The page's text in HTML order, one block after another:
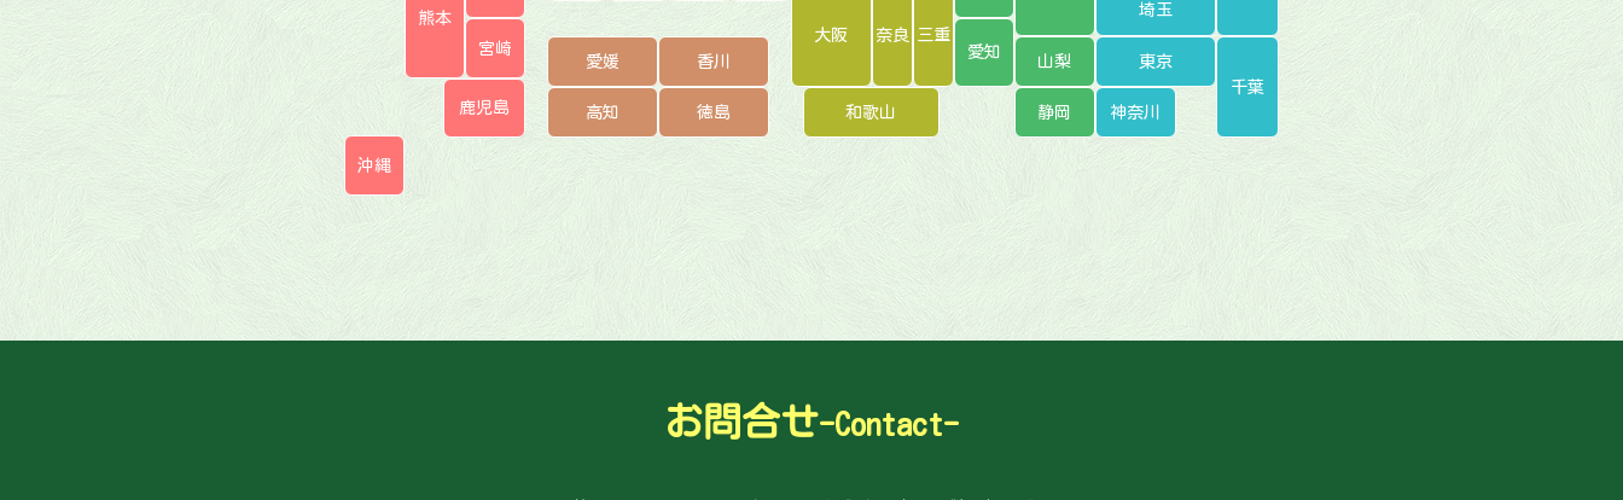
埼玉
千葉
東京
神奈川
山梨
愛知
静岡
大阪 奈良 三重
和歌山
香川
愛媛
徳島
高知
熊本
宮崎
鹿児島
沖縄
お問合せ-Contact-